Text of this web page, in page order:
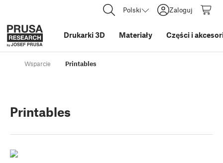
Polski Zaloguj
Drukarki 3D Materiały Części i
Wsparcie Printables
Printables